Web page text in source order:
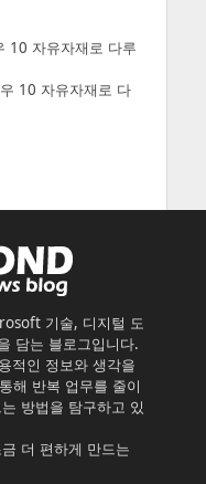
10 자유자재로 다루
10 자유자재로 다
기술, 디지털 도
담는 블로그입니다.
적인 정보와 생각을
해 반복 업무를 줄이
방법을 탐구하고 있
더 편하게 만드는